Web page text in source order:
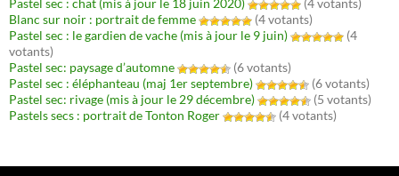
Pastel sec : chat (mis à jour le 18 juin 2020)
(4 votants)
Blanc sur noir : portrait de femme
(4 votants)
Pastel sec : le gardien de vache (mis à jour le 9 juin)
(4
votants)
Pastel sec: paysage d’automne
(6 votants)
Pastel sec : éléphanteau (maj 1er septembre)
(6 votants)
Pastel sec: rivage (mis à jour le 29 décembre)
(5 votants)
Pastels secs : portrait de Tonton Roger
(4 votants)